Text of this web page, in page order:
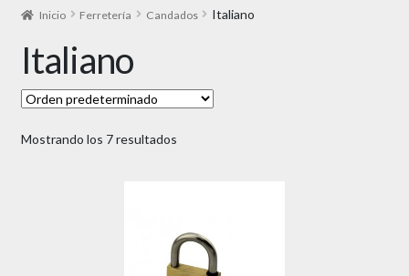
Inicio Ferretería Candados Italiano
Italiano
Mostrando los 7 resultados